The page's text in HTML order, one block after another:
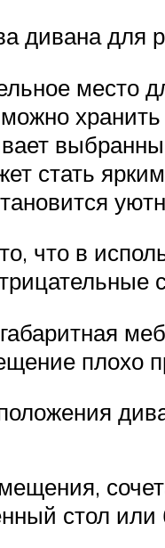
дивана для
место
стать
что в
плохо
стол или